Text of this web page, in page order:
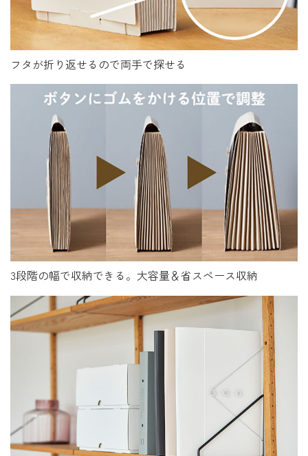
フタが折り返せるので両手で探せる
3段階の幅で収納できる。大容量＆省スペース収納